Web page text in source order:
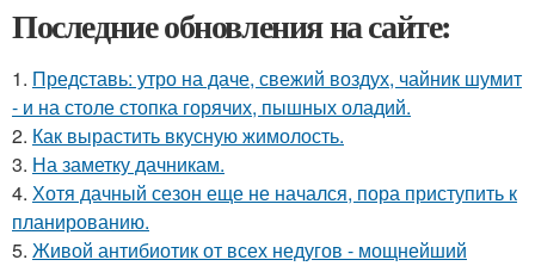
Последние обновления на сайте:
1. Представь: утро на даче, свежий воздух, чайник шумит
- и на столе стопка горячих, пышных оладий.
2. Как вырастить вкусную жимолость.
3. На заметку дачникам.
4. Хотя дачный сезон еще не начался, пора приступить к
планированию.
5. Живой антибиотик от всех недугов - мощнейший